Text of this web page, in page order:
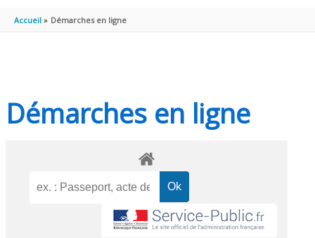
Accueil Démarches en ligne
Démarches en ligne